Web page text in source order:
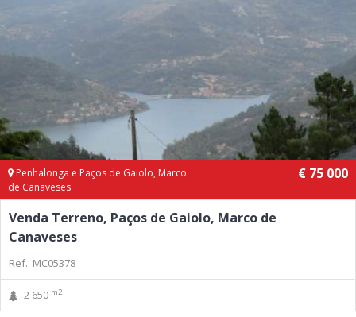
Penhalonga e Paços de Gaiolo, Marco
de Canaveses
€ 75 000
Venda Terreno, Paços de Gaiolo, Marco de
Canaveses
Ref.: MC05378
2 650 m2